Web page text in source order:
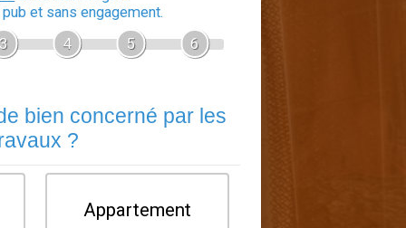
En 5 minutes, demandez
ramoneursdans votre région.
Gratuit, sans pub et sans engagement.
est le type de bien concerné
travaux ?